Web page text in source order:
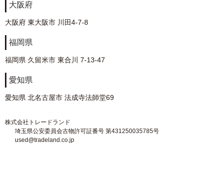
大阪府
大阪府 東大阪市 川田4-7-8
福岡県
福岡県 久留米市 東合川 7-13-47
愛知県
愛知県 北名古屋市 法成寺法師堂69
株式会社トレードランド
埼玉県公安委員会古物許可証番号 第431250035785号
used@tradeland.co.jp